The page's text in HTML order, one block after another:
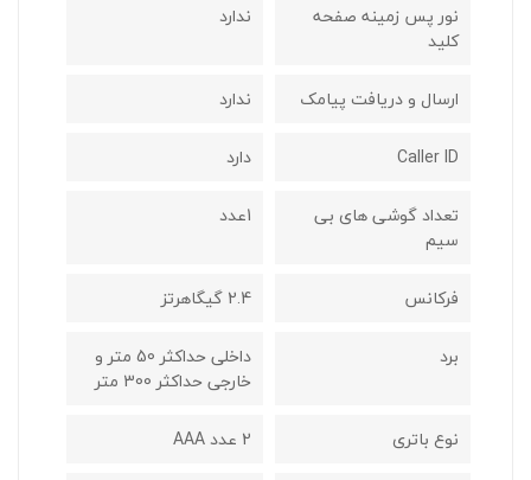
نور پس زمینه صفحه
کلید
ندارد
ارسال و دریافت پیامک
ندارد
Caller ID
دارد
تعداد گوشی های بی
سیم
1عدد
فرکانس
2.4 گيگاهرتز
برد
داخلی حداکثر 50 متر و
خارجی حداکثر 300 متر
نوع باتری
2 عدد AAA